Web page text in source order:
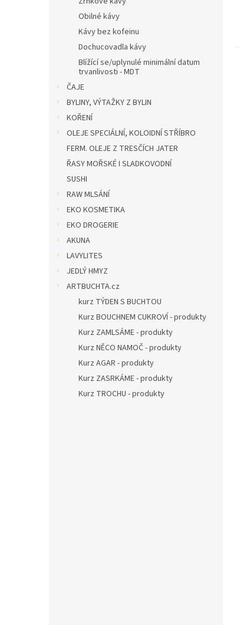
Obilné kávy
Kávy bez kofeinu
Dochucovadla kávy
Blížící se/uplynulé minimální datum
trvanlivosti - MDT
ČAJE
BYLINY, VÝTAŽKY Z BYLIN
KOŘENÍ
OLEJE SPECIÁLNÍ, KOLOIDNÍ STŘÍBRO
FERM. OLEJE Z TRESČÍCH JATER
ŘASY MOŘSKÉ I SLADKOVODNÍ
SUSHI
RAW MLSÁNÍ
EKO KOSMETIKA
EKO DROGERIE
AKUNA
LAVYLITES
JEDLÝ HMYZ
ARTBUCHTA.cz
kurz TÝDEN S BUCHTOU
Kurz BOUCHNEM CUKROVÍ - produkty
Kurz ZAMLSÁME - produkty
Kurz NĚCO NAMOČ - produkty
Kurz AGAR - produkty
Kurz ZASRKÁME - produkty
Kurz TROCHU - produkty